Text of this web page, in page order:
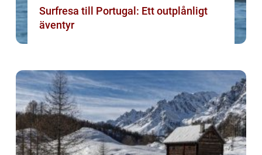
Surfresa till Portugal: Ett outplånligt
äventyr